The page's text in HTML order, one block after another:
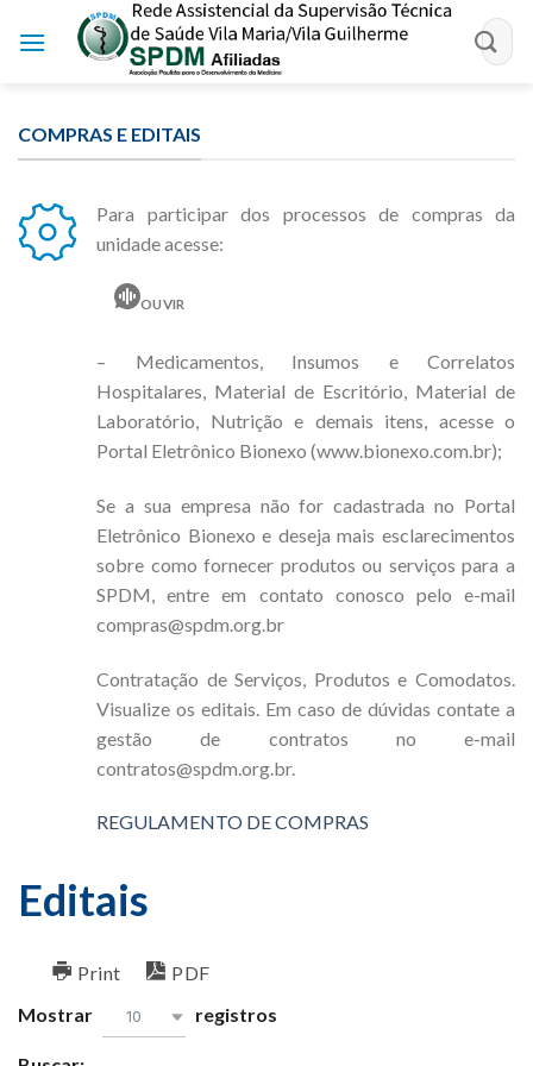
COMPRAS E EDITAIS
Para participar dos processos de compras da
unidade acesse:
OUVIR
– Medicamentos, Insumos e Correlatos
Hospitalares, Material de Escritório, Material de
Laboratório, Nutrição e demais itens, acesse o
Portal Eletrônico Bionexo (www.bionexo.com.br);
Se a sua empresa não for cadastrada no Portal
Eletrônico Bionexo e deseja mais esclarecimentos
sobre como fornecer produtos ou serviços para a
SPDM, entre em contato conosco pelo e-mail
compras@spdm.org.br
Contratação de Serviços, Produtos e Comodatos.
Visualize os editais. Em caso de dúvidas contate a
gestão de contratos no e-mail
contratos@spdm.org.br.
REGULAMENTO DE COMPRAS
Editais
Print
PDF
Mostrar
10 registros